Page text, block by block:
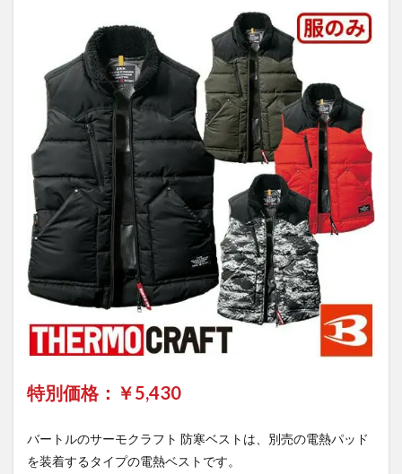
特別価格：￥5,430
バートルのサーモクラフト 防寒ベストは、別売の電熱パッド
を装着するタイプの電熱ベストです。